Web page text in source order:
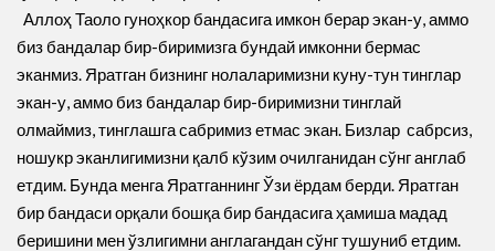
Аллоҳ Таоло гуноҳкор бандасига имкон берар экан-у, аммо
биз бандалар бир-биримизга бундай имконни бермас
эканмиз. Яратган бизнинг нолаларимизни куну-тун тинглар
экан-у, аммо биз бандалар бир-биримизни тинглай
олмаймиз, тинглашга сабримиз етмас экан. Бизлар сабрсиз,
ношукр эканлигимизни қалб кўзим очилганидан сўнг англаб
етдим. Бунда менга Яратганнинг Ўзи ёрдам берди. Яратган
бир бандаси орқали бошқа бир бандасига ҳамиша мадад
беришини мен ўзлигимни англагандан сўнг тушуниб етдим.